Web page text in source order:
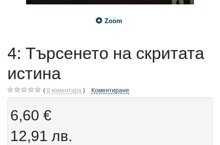
Zoom
4: Търсенето на скритата
истина
0 коментара Коментиране
6,60 €
12,91 лв.